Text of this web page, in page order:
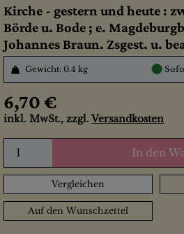
Kirche - gestern und heute :
Börde u. Bode ; e.
Johannes Braun. Zsgest. u.
Gewicht: 0.4 kg ●
6,70 €
inkl. MwSt., zzgl. Versandkosten
In den
Vergleichen
Auf den Wunschzettel